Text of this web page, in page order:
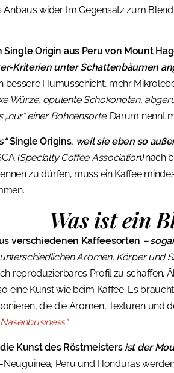
wider. Im Gegensatz zum Blend
Origin aus Peru von Mount
Kriterien unter Schattenbäumen
bessere Humusschicht, mehr
Würze, opulente Schokonoten,
einer Bohnensorte.Darum nennt
Single Origins, weil sie eben so
(Specialty Coffee Association)nach
zu dürfen, muss ein Kaffee
Was ist ein
verschiedenen Kaffeesorten –
Aromen, Körper und
reproduzierbares Profil zu schaffen.
eine Kunst wie beim Kaffee. Es
die die Aromen, Texturen und
.
Kunst des Röstmeisters ist der
Peru und Honduras